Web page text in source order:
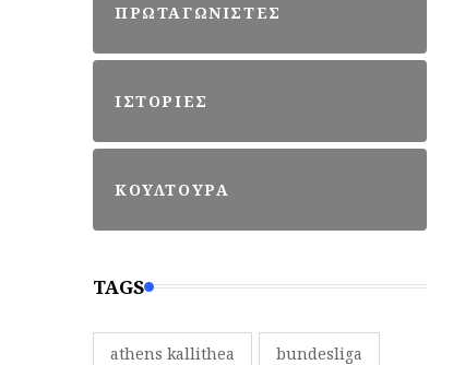
ΠΡΩΤΑΓΩΝΙΣΤΕΣ
ΙΣΤΟΡΙΕΣ
ΚΟΥΛΤΟΥΡΑ
TAGS
athens kallithea bundesliga